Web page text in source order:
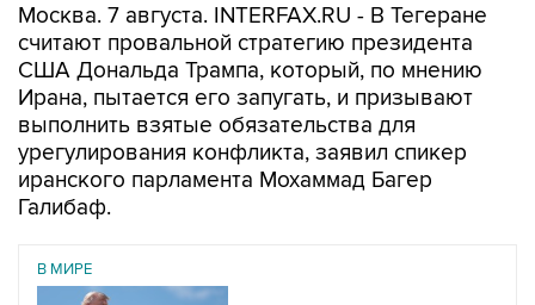
Москва. 7 августа. INTERFAX.RU - В Тегеране
считают провальной стратегию президента
США Дональда Трампа, который, по мнению
Ирана, пытается его запугать, и призывают
выполнить взятые обязательства для
урегулирования конфликта, заявил спикер
иранского парламента Мохаммад Багер
Галибаф.
В МИРЕ